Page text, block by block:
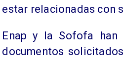
estar relacionadas con
Enap y la Sofofa han
documentos